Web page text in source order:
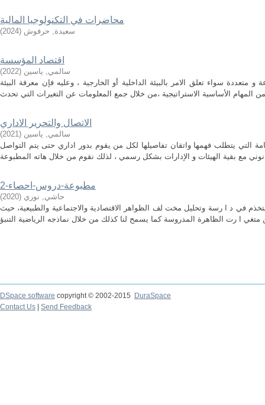
محاضرات في التكنولوجيا المالية
سعيدة, حرفوش (
2024
)
اقتصاد المؤسسة
سالمي, ياسين (
2022
)
متعددة سواء تعلق الامر بالبيئة الداخلية أو الخارجية ، وعليه فإن معرفة البيئة
الاتصال والتحرير الاداري
سالمي, ياسين (
2021
)
التي يتطلب فهمها واتقان تفاصيلها لكل من يقوم بدور اداري حتى يتم التواصل
مطبوعة-دروس-احصاء-2
حاشي, نوري (
2020
)
في د ا رسة وتحليل مخت لف الظواهر الاقتصادية والاجتماعية والطبيعية، حيث
DSpace software copyright © 2002-2015
DuraSpace
Contact Us
Send Feedback